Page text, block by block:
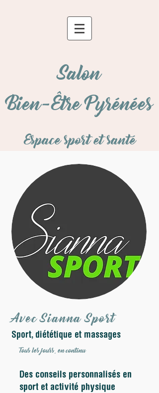
Salon
Bien-Être Pyrénées
Espace sport et santé
Avec Sianna Sport
Sport, diététique et massages
Tous les jours, en continu
Des conseils personnalisés en
sport et activité physique